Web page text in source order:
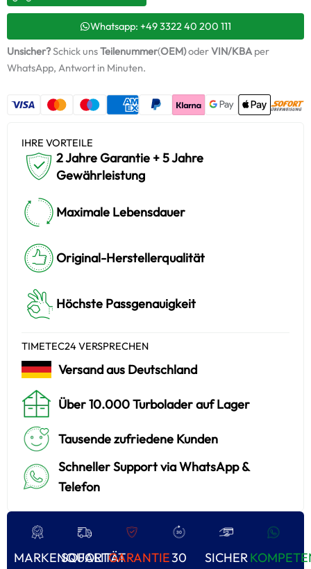
Whatsapp: +49 3322 40 200 111
Unsicher?Schick unsTeilenummer(OEM)oderVIN/KBAper
WhatsApp, Antwort in Minuten.
IHRE VORTEILE
2 Jahre Garantie + 5 Jahre
Gewährleistung
Maximale Lebensdauer
Original-Herstellerqualität
Höchste Passgenauigkeit
TIMETEC24 VERSPRECHEN
Versand aus Deutschland
Über 10.000 Turbolader auf Lager
Tausende zufriedene Kunden
Schneller Support via WhatsApp &
Telefon
MARKENQUALITÄT
SOFORTGARANTIE30
SICHER